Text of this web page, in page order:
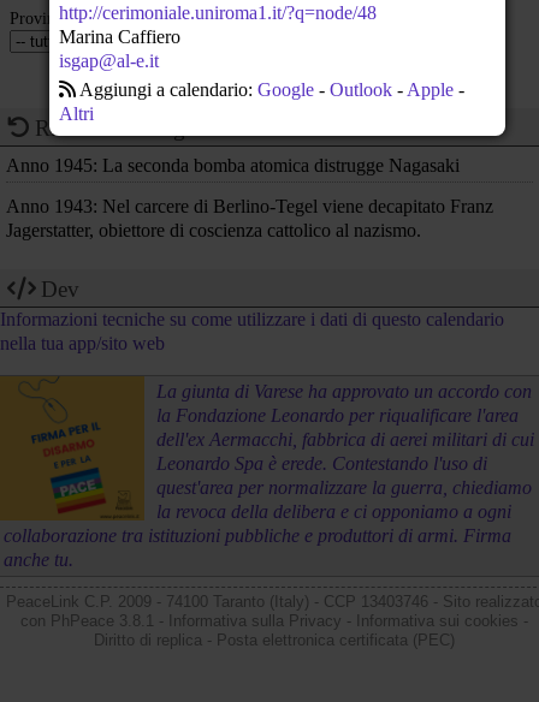
Provincia
Ricorrenze del giorno
Anno 1945: La seconda bomba atomica distrugge Nagasaki
Anno 1943: Nel carcere di Berlino-Tegel viene decapitato Franz
Jagerstatter, obiettore di coscienza cattolico al nazismo.
Dev
Informazioni tecniche su come utilizzare i dati di questo calendario
nella tua app/sito web
La giunta di Varese ha approvato un accordo con
la Fondazione Leonardo per riqualificare l'area
dell'ex Aermacchi, fabbrica di aerei militari di cui
Leonardo Spa è erede. Contestando l'uso di
quest'area per normalizzare la guerra, chiediamo
la revoca della delibera e ci opponiamo a ogni
collaborazione tra istituzioni pubbliche e produttori di armi. Firma
anche tu.
PeaceLink C.P. 2009 - 74100 Taranto (Italy) - CCP 13403746 - Sito
con PhPeace 3.8.1 - Informativa sulla Privacy - Informativa sui cookies -
Diritto di replica- Posta elettronica certificata (PEC)
http://cerimoniale.uniroma1.it/?q=node/48
Marina Caffiero
isgap@al-e.it
Aggiungi a calendario: Google- Outlook- Apple-
Altri